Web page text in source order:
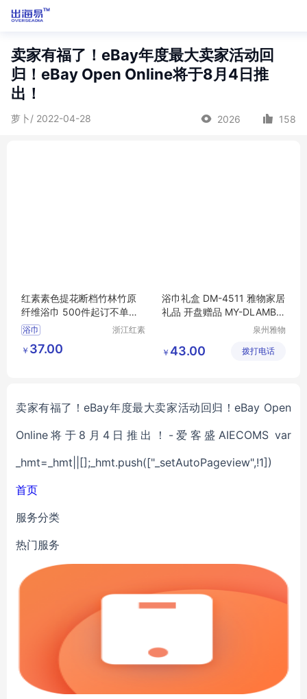
卖家有福了！eBay年度最大卖家活动回
归！eBay Open Online将于8月4日推
出！
萝卜/ 2022-04-28 2026 158
红素素色提花断档竹林竹原
纤维浴巾 500件起订不单独
零售
浴巾
浙江红素
￥ 37.00
浴巾礼盒 DM-4511 雅物家居
礼品 开盘赠品 MY-DLAMBN
泉州雅物
公司
￥ 43.00 拨打电话
卖家有福了！eBay年度最大卖家活动回归！eBay Open
Online将于8月4日推出！-爱客盛AIECOMS var
_hmt=_hmt||[];_hmt.push(["_setAutoPageview",!1])
首页
服务分类
热门服务